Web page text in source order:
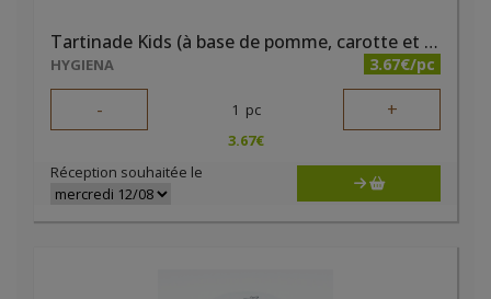
Tartinade Kids (à base de pomme, carotte et tomate) bio 190 g
HYGIENA 3.67€/pc
- 1 pc +
3.67€
Réception souhaitée le